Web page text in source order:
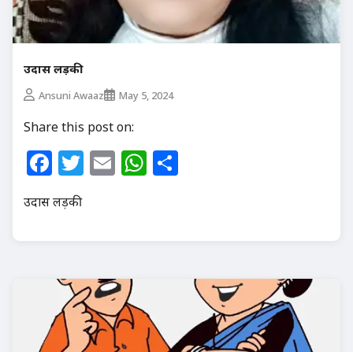
उदास लड़की
Ansuni Awaaz May 5, 2024
Share this post on:
Facebook
Twitter
EmailWhatsApp
उदास लड़की